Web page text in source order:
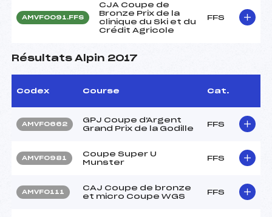
AMVF0091.FFS
CJA Coupe de
Bronze Prix de la
clinique du Ski et du
Crédit Agricole
FFS
Résultats Alpin 2017
Codex Course Cat.
AMVF0662
GPJ Coupe d'Argent
Grand Prix de la Godille
FFS
AMVF0981
Coupe Super U
Munster
FFS
AMVF0111
CAJ Coupe de bronze
et micro Coupe WGS
FFS